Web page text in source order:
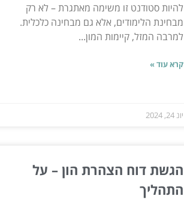
להיות סטודנט זו משימה מאתגרת – לא רק
מבחינת הלימודים, אלא גם מבחינה כלכלית.
למרבה המזל, קיימות המון...
קרא עוד »
יונ 24, 2024
הגשת דוח הצהרת הון – על
התהליך